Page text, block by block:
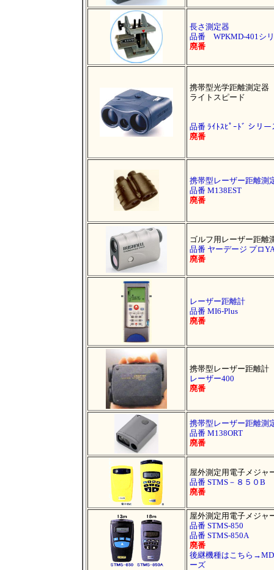
長さ測定器
品番 WPKMD-401シ
廃番
携帯型光学距離測定器
ライトスピード
品番 ﾗｲﾄｽﾋﾟｰﾄﾞ シリー
廃番
携帯型レーザー距離測
品番 M138EST
廃番
ゴルフ用レーザー距離
品番 ヤーデージ プロ
廃番
レーザー距離計
品番 MI6-Plus
廃番
携帯型レーザー距離計
レーザー400
廃番
携帯型レーザー距離測
品番 M138ORT
廃番
屋外測定用電子メジャ
品番 STMS－８５０B
廃番
屋外測定用電子メジャ
品番 STMS-850
品番 STMS-850A
廃番
後継機種はこちら
ーズ